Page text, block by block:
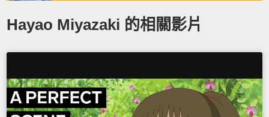
Hayao Miyazaki 的相關影片